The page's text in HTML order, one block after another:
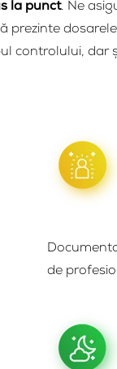
la punct. Ne
prezinte
controlului, dar
de